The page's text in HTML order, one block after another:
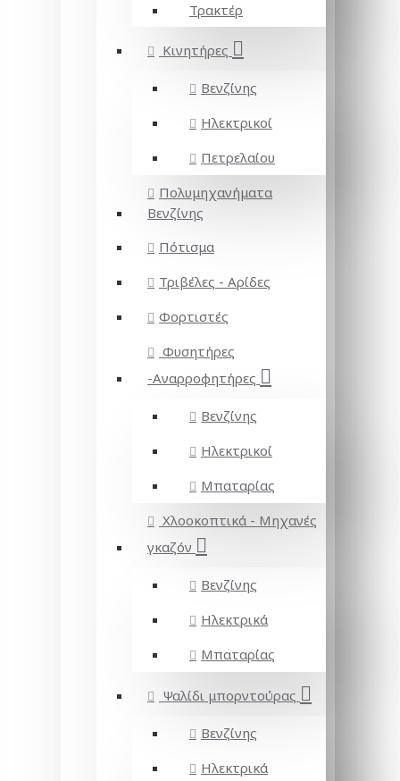
Τρακτέρ
Κινητήρες
Βενζίνης
Ηλεκτρικοί
Πετρελαίου
Πολυμηχανήματα
Βενζίνης
Πότισμα
Τριβέλες - Αρίδες
Φορτιστές
Φυσητήρες
-Αναρροφητήρες
Βενζίνης
Ηλεκτρικοί
Μπαταρίας
Χλοοκοπτικά - Μηχανές
γκαζόν
Βενζίνης
Ηλεκτρικά
Μπαταρίας
Ψαλίδι μπορντούρας
Βενζίνης
Ηλεκτρικά